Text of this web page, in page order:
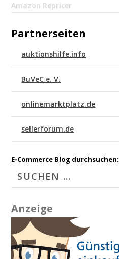
Amazon Repricer
Partnerseiten
auktionshilfe.info
BuVeC e. V.
onlinemarktplatz.de
sellerforum.de
E-Commerce Blog durchsuchen:
Anzeige